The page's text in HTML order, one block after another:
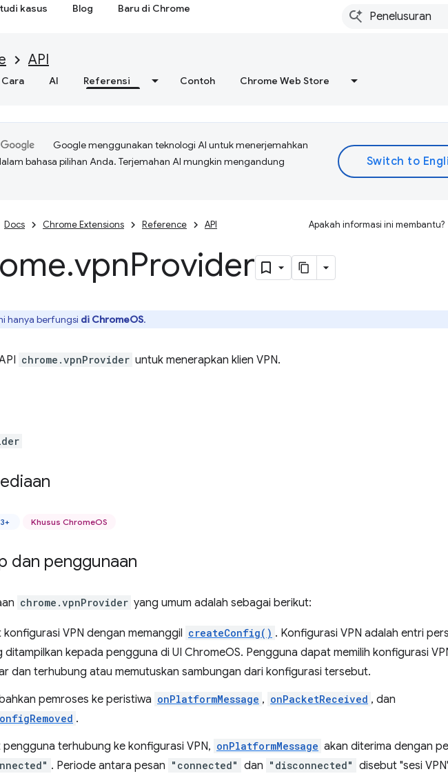
kasus Blog Baru di Chrome
API
Cara AI Referensi Contoh Chrome Web Store
Google menggunakan teknologi AI untuk menerjemahkan
bahasa pilihan Anda. Terjemahan AI mungkin mengandung
Docs Chrome Extensions Reference API Apakah informasi ini membantu?
.vpnProvider
hanya berfungsi di ChromeOS.
chrome.vpnProvider untuk menerapkan klien VPN.
Khusus ChromeOS
dan penggunaan
chrome.vpnProvider yang umum adalah sebagai berikut:
konfigurasi VPN dengan memanggil createConfig() . Konfigurasi VPN adalah entri
ditampilkan kepada pengguna di UI ChromeOS. Pengguna dapat memilih konfigurasi
dan terhubung atau memutuskan sambungan dari konfigurasi tersebut.
pemroses ke peristiwa onPlatformMessage , onPacketReceived , dan
.
pengguna terhubung ke konfigurasi VPN, onPlatformMessage akan diterima dengan
. Periode antara pesan "connected" dan "disconnected" disebut "sesi